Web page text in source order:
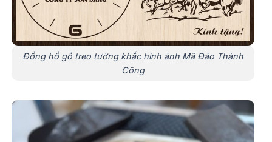
Đồng hồ gỗ treo tường khắc hình ảnh Mã Đáo Thành
Công